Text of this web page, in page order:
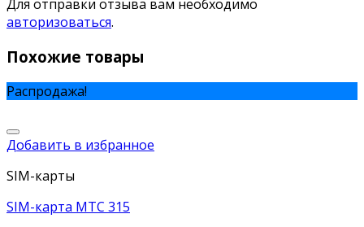
Для отправки отзыва вам необходимо
авторизоваться.
Похожие товары
Распродажа!
Добавить в избранное
SIM-карты
SIM-карта МТС 315